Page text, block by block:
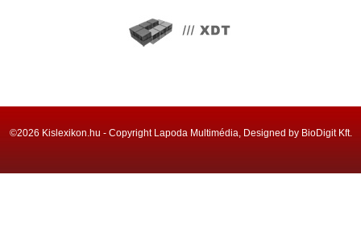
©2026 Kislexikon.hu - Copyright Lapoda Multimédia, Designed by BioDigit Kft.